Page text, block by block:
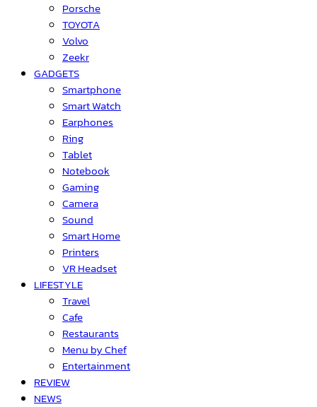
Porsche
TOYOTA
Volvo
Zeekr
GADGETS
Smartphone
Smart Watch
Earphones
Ring
Tablet
Notebook
Gaming
Camera
Sound
Smart Home
Printers
VR Headset
LIFESTYLE
Travel
Cafe
Restaurants
Menu by Chef
Entertainment
REVIEW
NEWS